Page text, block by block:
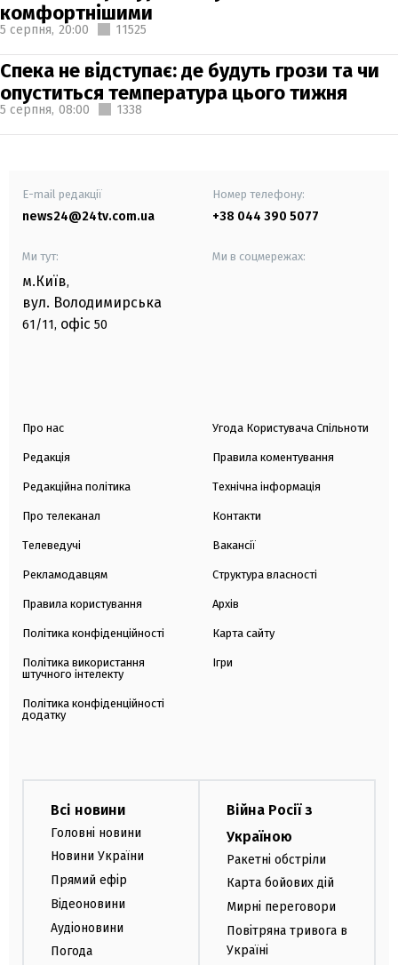
комфортнішими
5 серпня, 20:00 11525
Спека не відступає: де будуть грози та чи
опуститься температура цього тижня
5 серпня, 08:00 1338
E-mail редакції
news24@24tv.com.ua
Номер телефону:
+38 044 390 5077
Ми тут:
м.Київ,
вул. Володимирська
61/11, офіс 50
Ми в соцмережах:
Про нас
Редакція
Редакційна політика
Про телеканал
Телеведучі
Рекламодавцям
Правила користування
Політика конфіденційності
Політика використання
штучного інтелекту
Політика конфіденційності
додатку
Угода Користувача Спільноти
Правила коментування
Технічна інформація
Контакти
Вакансії
Структура власності
Архів
Карта сайту
Ігри
Всі новини
Головні новини
Новини України
Прямий ефір
Відеоновини
Аудіоновини
Погода
Війна Росії з
Україною
Ракетні обстріли
Карта бойових дій
Мирні переговори
Повітряна тривога в
Україні